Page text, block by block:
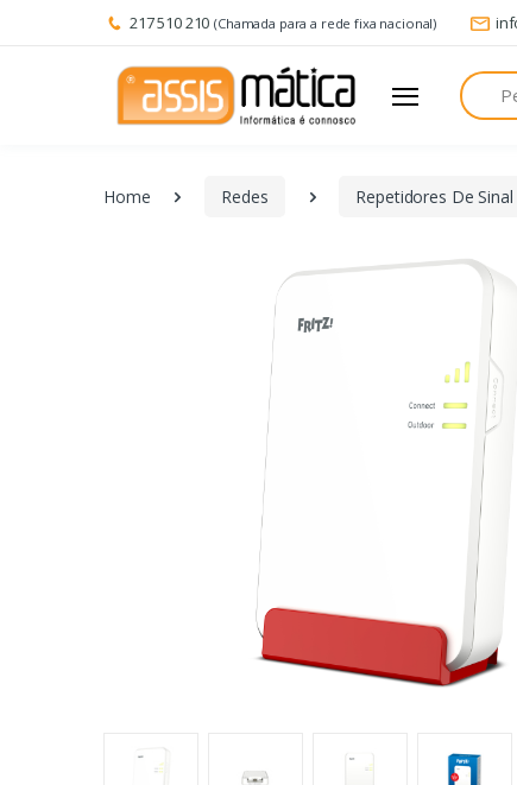
217 510 210 (Chamada para a rede fixa nacional)
Pesquisa
Home Redes Repetidores De Sinal